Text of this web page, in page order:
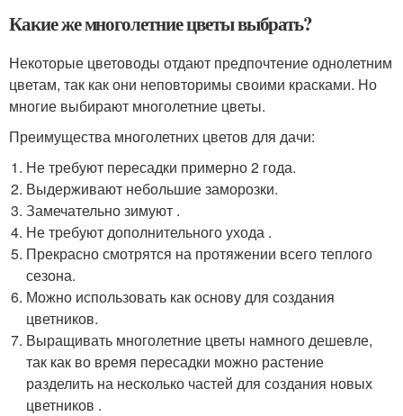
Какие же многолетние цветы выбрать?
Некоторые цветоводы отдают предпочтение однолетним
цветам, так как они неповторимы своими красками. Но
многие выбирают многолетние цветы.
Преимущества многолетних цветов для дачи:
Не требуют пересадки примерно 2 года.
Выдерживают небольшие заморозки.
Замечательно зимуют .
Не требуют дополнительного ухода .
Прекрасно смотрятся на протяжении всего теплого
сезона.
Можно использовать как основу для создания
цветников.
Выращивать многолетние цветы намного дешевле,
так как во время пересадки можно растение
разделить на несколько частей для создания новых
цветников .